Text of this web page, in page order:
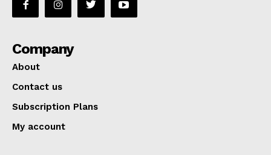
Company
About
Contact us
Subscription Plans
My account